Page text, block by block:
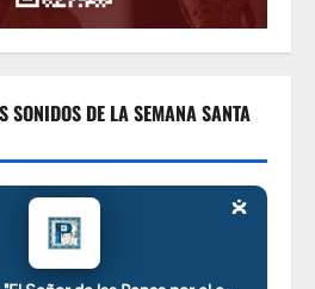
SONIDOS DE LA SEMANA SANTA